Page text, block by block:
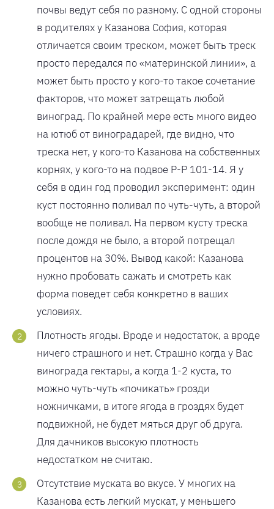
почвы ведут себя по разному. С одной стороны
в родителях у Казанова София, которая
отличается своим треском, может быть треск
просто передался по «материнской линии», а
может быть просто у кого-то такое сочетание
факторов, что может затрещать любой
виноград. По крайней мере есть много видео
на ютюб от виноградарей, где видно, что
треска нет, у кого-то Казанова на собственных
корнях, у кого-то на подвое Р-Р 101-14. Я у
себя в один год проводил эксперимент: один
куст постоянно поливал по чуть-чуть, а второй
вообще не поливал. На первом кусту треска
после дождя не было, а второй потрещал
процентов на 30%. Вывод какой: Казанова
нужно пробовать сажать и смотреть как
форма поведет себя конкретно в ваших
условиях.
Плотность ягоды. Вроде и недостаток, а вроде
ничего страшного и нет. Страшно когда у Вас
винограда гектары, а когда 1-2 куста, то
можно чуть-чуть «почикать» грозди
ножничками, в итоге ягода в гроздях будет
подвижной, не будет мяться друг об друга.
Для дачников высокую плотность
недостатком не считаю.
Отсутствие муската во вкусе. У многих на
Казанова есть легкий мускат, у меньшего